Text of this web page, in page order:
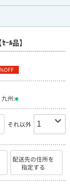
ﾙ品】
OFF
九州:
それ以外
配送先の住所を
指定する